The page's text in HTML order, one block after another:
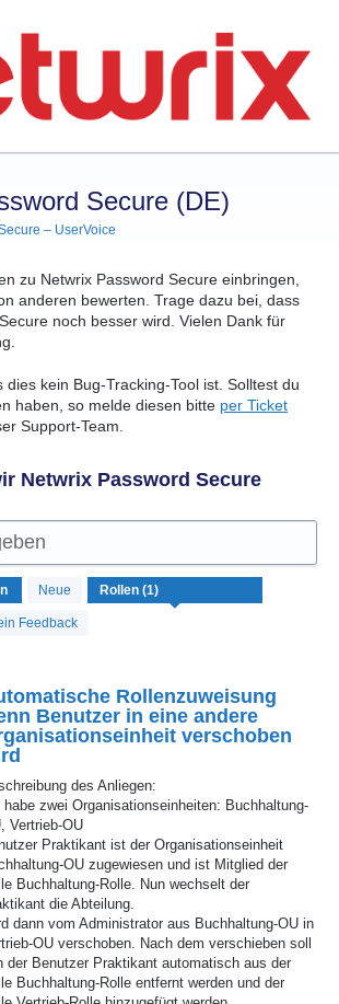
Secure (DE)
– UserVoice
zu Netwrix Password Secure einbringen,
anderen bewerten. Trage dazu bei, dass
noch besser wird. Vielen Dank für
dies kein Bug-Tracking-Tool ist. Solltest du
haben, so melde diesen bitte per Ticket
Support-Team.
Netwrix Password Secure
Neue
Feedback
Rollenzuweisung
Benutzer in eine andere
verschoben
des Anliegen:
habe zwei Organisationseinheiten: Buchhaltung-
Vertrieb-OU
Praktikant ist der Organisationseinheit
OU zugewiesen und ist Mitglied der
Buchhaltung-Rolle. Nun wechselt der
die Abteilung.
dann vom Administrator aus Buchhaltung-OU in
OU verschoben. Nach dem verschieben soll
der Benutzer Praktikant automatisch aus der
Buchhaltung-Rolle entfernt werden und der